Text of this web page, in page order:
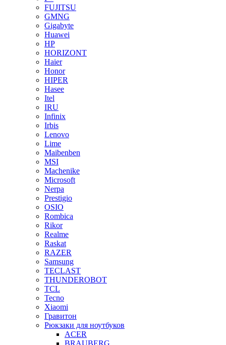
FUJITSU
GMNG
Gigabyte
Huawei
HP
HORIZONT
Haier
Honor
HIPER
Hasee
Itel
IRU
Infinix
Irbis
Lenovo
Lime
Maibenben
MSI
Machenike
Microsoft
Nerpa
Prestigio
OSIO
Rombica
Rikor
Realme
Raskat
RAZER
Samsung
TECLAST
THUNDEROBOT
TCL
Tecno
Xiaomi
Гравитон
Рюкзаки для ноутбуков
ACER